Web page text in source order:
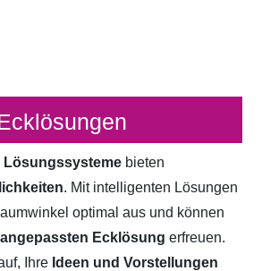
Lösungssysteme bieten
. Mit intelligenten Lösungen
optimal aus und können
Ecklösung erfreuen.
Ihre Ideen und Vorstellungen